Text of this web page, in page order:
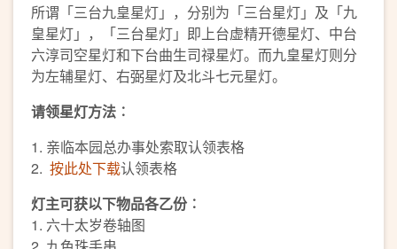
所谓「三台九皇星灯」，分别为「三台星灯」及「九
皇星灯」，「三台星灯」即上台虚精开德星灯、中台
六淳司空星灯和下台曲生司禄星灯。而九皇星灯则分
为左辅星灯、右弼星灯及北斗七元星灯。
请领星灯方法︰
1. 亲临本园总办事处索取认领表格
2. 按此处下载认领表格
灯主可获以下物品各乙份︰
1. 六十太岁卷轴图